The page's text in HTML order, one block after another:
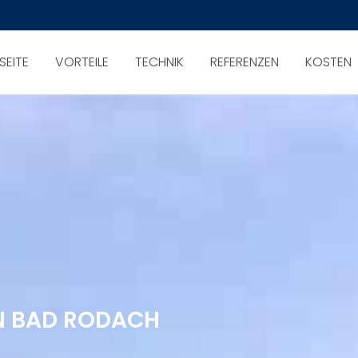
VORTEILE TECHNIK REFERENZEN KOSTEN
BAD RODACH